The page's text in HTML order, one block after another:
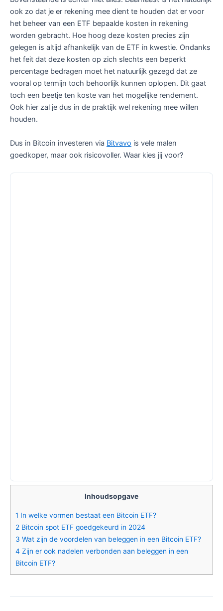
ook zo dat je er rekening mee dient te houden dat er voor
het beheer van een ETF bepaalde kosten in rekening
worden gebracht. Hoe hoog deze kosten precies zijn
gelegen is altijd afhankelijk van de ETF in kwestie. Ondanks
het feit dat deze kosten op zich slechts een beperkt
percentage bedragen moet het natuurlijk gezegd dat ze
vooral op termijn toch behoorlijk kunnen oplopen. Dit gaat
toch een beetje ten koste van het mogelijke rendement.
Ook hier zal je dus in de praktijk wel rekening mee willen
houden.
Dus in Bitcoin investeren via Bitvavo is vele malen
goedkoper, maar ook risicovoller. Waar kies jij voor?
Inhoudsopgave
1 In welke vormen bestaat een Bitcoin ETF?
2 Bitcoin spot ETF goedgekeurd in 2024
3 Wat zijn de voordelen van beleggen in een Bitcoin ETF?
4 Zijn er ook nadelen verbonden aan beleggen in een
Bitcoin ETF?